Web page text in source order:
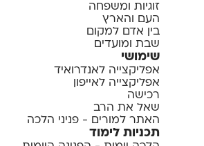
זוגיות ומשפחה
העם והארץ
בין אדם למקום
שבת ומועדים
שימושי
אפליקצייה לאנדרואיד
אפליקצייה לאייפון
רכישה
שאל את הרב
האתר למורים - פניני הלכה
תכניות לימוד